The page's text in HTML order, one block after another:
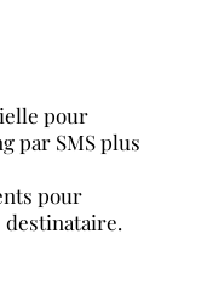
pour
par SMS plus
pour
destinataire.